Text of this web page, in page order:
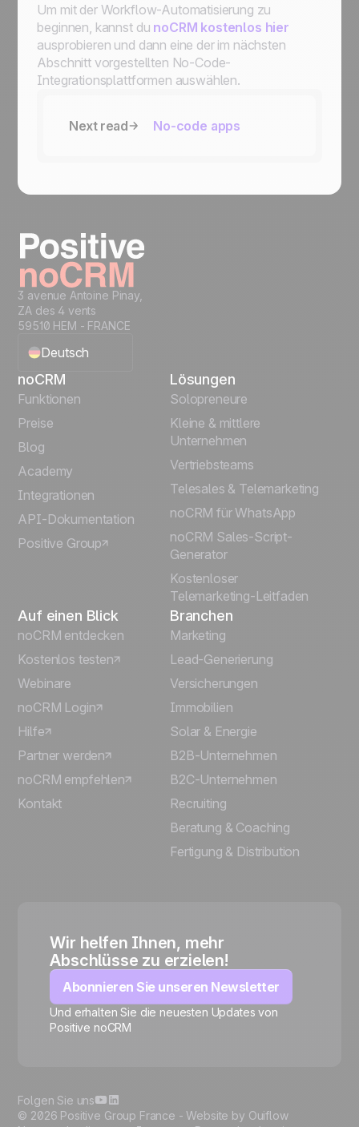
Um mit der Workflow-Automatisierung zu
beginnen, kannst du noCRM kostenlos hier
ausprobieren und dann eine der im nächsten
Abschnitt vorgestellten No-Code-
Integrationsplattformen auswählen.
Next read No-code apps
3 avenue Antoine Pinay,
ZA des 4 vents
59510 HEM - FRANCE
Deutsch
English
Français
Español
Português
Italiano
noCRM
Funktionen
Preise
Blog
Academy
Integrationen
API-Dokumentation
Positive Group
Lösungen
Solopreneure
Kleine & mittlere
Unternehmen
Vertriebsteams
Telesales & Telemarketing
noCRM für WhatsApp
noCRM Sales-Script-
Generator
Kostenloser
Telemarketing-Leitfaden
Auf einen Blick
noCRM entdecken
Kostenlos testen
Webinare
noCRM Login
Hilfe
Partner werden
noCRM empfehlen
Kontakt
Branchen
Marketing
Lead-Generierung
Versicherungen
Immobilien
Solar & Energie
B2B-Unternehmen
B2C-Unternehmen
Recruiting
Beratung & Coaching
Fertigung & Distribution
Wir helfen Ihnen, mehr
Abschlüsse zu erzielen!
Abonnieren Sie unseren Newsletter
Und erhalten Sie die neuesten Updates von
Positive noCRM
© 2026 Positive Group France -Website by Ouiflow
Folgen Sie uns